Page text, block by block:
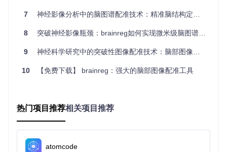
brainreg采用分层配准策略，通过多阶段优化实现样本图像与
标准图谱的精准对齐。其核心算法架构如下：
2.1 图像预处理模块
对输入图像进行降噪、对比度增强和各向异性插值处理，统一
下/左右轴），并提供手动调整接口。
图1：brainreg配准算法架构示意图，展示从原始图像到最终
配准结果的完整处理流程
重定向阶段：通过互信息最大化算法实现图像初始对齐，
7 神经影像分析中的脑图谱配准技术：精准脑结构定位的开源解决方案
8 突破神经影像瓶颈：brainreg如何实现微米级脑图谱对齐
9 神经科学研究中的突破性图像配准技术：脑部图像精准对齐技术解析
10 【免费下载】 brainreg：强大的脑部图像配准工具
热门项目推荐相关项目推荐
atomcode